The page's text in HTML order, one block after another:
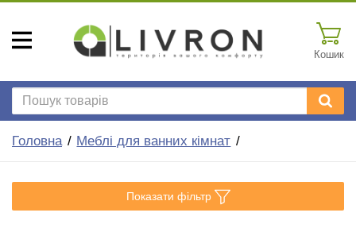
Кошик
Головна Меблі для ванних кімнат
Показати фільтр